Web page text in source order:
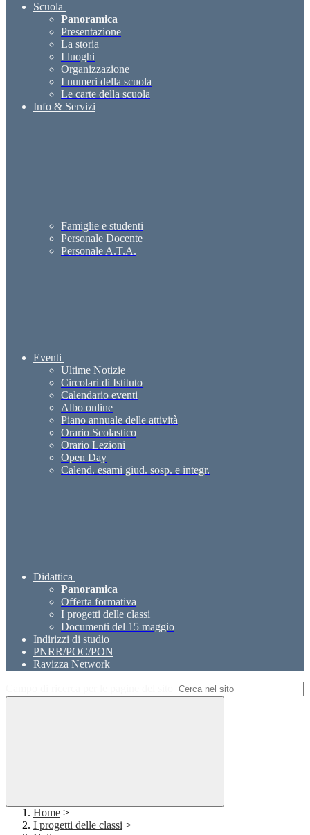
Scuola
Panoramica
Presentazione
La storia
I luoghi
Organizzazione
I numeri della scuola
Le carte della scuola
Info & Servizi
Famiglie e studenti
Personale Docente
Personale A.T.A.
Eventi
Ultime Notizie
Circolari di Istituto
Calendario eventi
Albo online
Piano annuale delle attività
Orario Scolastico
Orario Lezioni
Open Day
Calend. esami giud. sosp. e integr.
Didattica
Panoramica
Offerta formativa
I progetti delle classi
Documenti del 15 maggio
Indirizzi di studio
PNRR/POC/PON
Ravizza Network
Home >
I progetti delle classi >